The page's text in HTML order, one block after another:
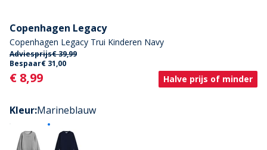
Copenhagen Legacy
Copenhagen Legacy Trui Kinderen Navy
Adviesprijs€ 39,99
Bespaar€ 31,00
Current
€ 8,99 Halve prijs of minder
Kleur:Marineblauw